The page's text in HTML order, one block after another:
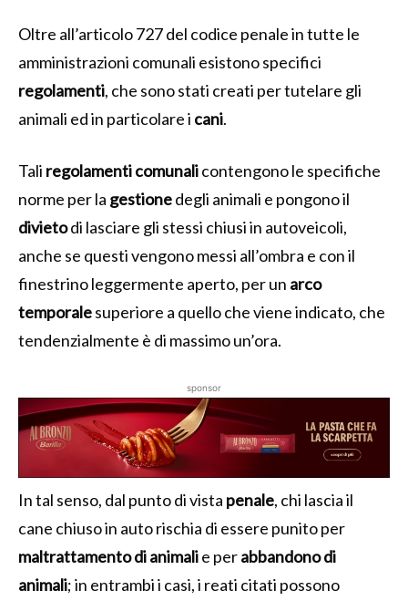
Oltre all’articolo 727 del codice penale in tutte le
amministrazioni comunali esistono specifici
regolamenti, che sono stati creati per tutelare gli
animali ed in particolare i cani.
Tali regolamenti comunalicontengono le specifiche
norme per la gestionedegli animali e pongono il
divietodi lasciare gli stessi chiusi in autoveicoli,
anche se questi vengono messi all’ombra e con il
finestrino leggermente aperto, per un arco
temporalesuperiore a quello che viene indicato, che
tendenzialmente è di massimo un’ora.
sponsor
In tal senso, dal punto di vista penale, chi lascia il
cane chiuso in auto rischia di essere punito per
maltrattamento di animalie perabbandono di
animali; in entrambi i casi, i reati citati possono